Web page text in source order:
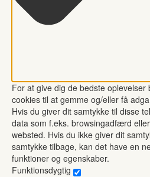
For at give dig de bedste
cookies til at gemme og/eller få
Hvis du giver dit samtykke til disse
data som f.eks. browsingadfærd
websted. Hvis du ikke giver dit
samtykke tilbage, kan det have en
funktioner og egenskaber.
Funktionsdygtig